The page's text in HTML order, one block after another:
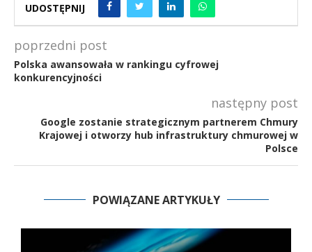
UDOSTĘPNIJ
poprzedni post
Polska awansowała w rankingu cyfrowej
konkurencyjności
następny post
Google zostanie strategicznym partnerem Chmury
Krajowej i otworzy hub infrastruktury chmurowej w
Polsce
POWIĄZANE ARTYKUŁY